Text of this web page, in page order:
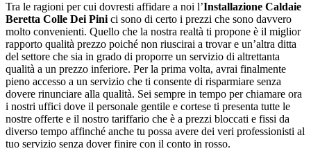
Tra le ragioni per cui dovresti affidare a noi l’Installazione Caldaie
Beretta Colle Dei Pini ci sono di certo i prezzi che sono davvero
molto convenienti. Quello che la nostra realtà ti propone è il miglior
rapporto qualità prezzo poiché non riuscirai a trovar e un’altra ditta
del settore che sia in grado di proporre un servizio di altrettanta
qualità a un prezzo inferiore. Per la prima volta, avrai finalmente
pieno accesso a un servizio che ti consente di risparmiare senza
dovere rinunciare alla qualità. Sei sempre in tempo per chiamare ora
i nostri uffici dove il personale gentile e cortese ti presenta tutte le
nostre offerte e il nostro tariffario che è a prezzi bloccati e fissi da
diverso tempo affinché anche tu possa avere dei veri professionisti al
tuo servizio senza dover finire con il conto in rosso.